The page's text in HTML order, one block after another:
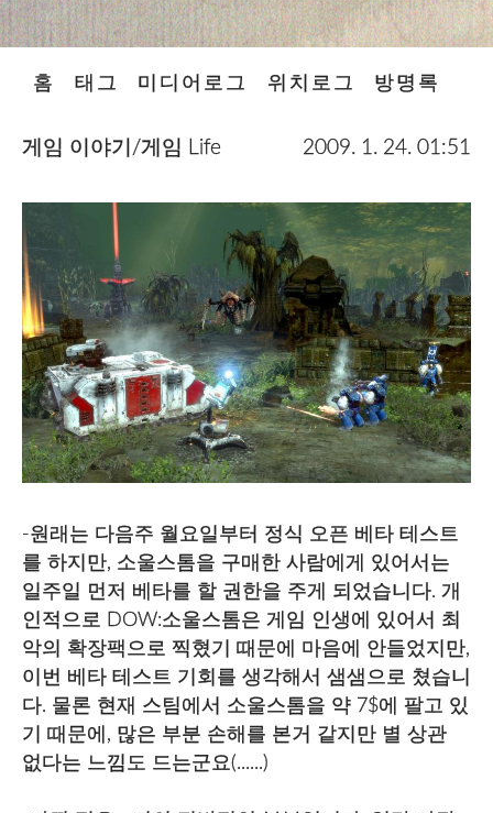
홈 태그 미디어로그 위치로그 방명록
게임 이야기/게임 Life 2009. 1. 24. 01:51
-원래는 다음주 월요일부터 정식 오픈 베타 테스트
를 하지만, 소울스톰을 구매한 사람에게 있어서는
일주일 먼저 베타를 할 권한을 주게 되었습니다. 개
인적으로 DOW:소울스톰은 게임 인생에 있어서 최
악의 확장팩으로 찍혔기 때문에 마음에 안들었지만,
이번 베타 테스트 기회를 생각해서 샘샘으로 쳤습니
다. 물론 현재 스팀에서 소울스톰을 약 7$에 팔고 있
기 때문에, 많은 부분 손해를 본거 같지만 별 상관
없다는 느낌도 드는군요(......)